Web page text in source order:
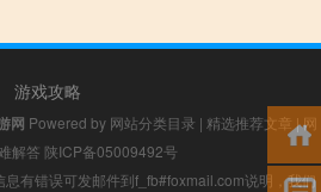
游戏攻略
网 Powered by 网站分类目录 | 精选推荐文章 |网
解答 陕ICP备05009492号
有错误可发邮件到f_fb#foxmail.com说明，我们